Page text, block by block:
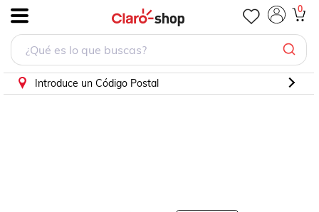
0
Introduce un Código Postal
PorCategorías
PorMarcas
PorDescuento